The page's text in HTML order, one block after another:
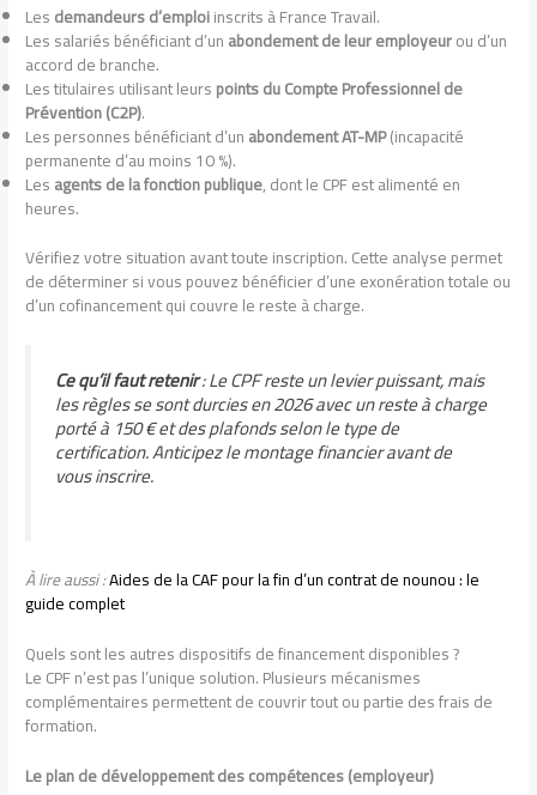
Lesdemandeurs d’emploiinscrits à France Travail.
Les salariés bénéficiant d’unabondement de leur employeurou d’un
accord de branche.
Les titulaires utilisant leurspoints du Compte Professionnel de
Prévention (C2P).
Les personnes bénéficiant d’unabondement AT-MP(incapacité
permanente d’au moins 10 %).
Lesagents de la fonction publique, dont le CPF est alimenté en
heures.
Vérifiez votre situation avant toute inscription. Cette analyse permet
de déterminer si vous pouvez bénéficier d’une exonération totale ou
d’un cofinancement qui couvre le reste à charge.
Ce qu’il faut retenir: Le CPF reste un levier puissant, mais
les règles se sont durcies en 2026 avec un reste à charge
porté à 150 € et des plafonds selon le type de
certification. Anticipez le montage financier avant de
vous inscrire.
À lire aussi :Aides de la CAF pour la fin d’un contrat de nounou : le
guide complet
Quels sont les autres dispositifs de financement disponibles ?
Le CPF n’est pas l’unique solution. Plusieurs mécanismes
complémentaires permettent de couvrir tout ou partie des frais de
formation.
Le plan de développement des compétences (employeur)